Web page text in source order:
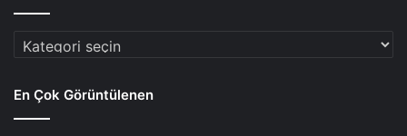
Araç
En Çok Görüntülenen